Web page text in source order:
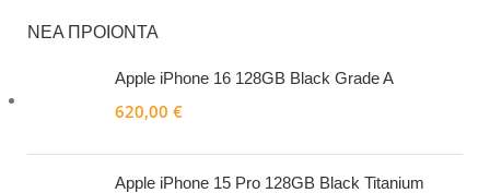
ΝΕΑ ΠΡΟΙΟΝΤΑ
Apple iPhone 16 128GB Black Grade A
620,00 €
Apple iPhone 15 Pro 128GB Black Titanium